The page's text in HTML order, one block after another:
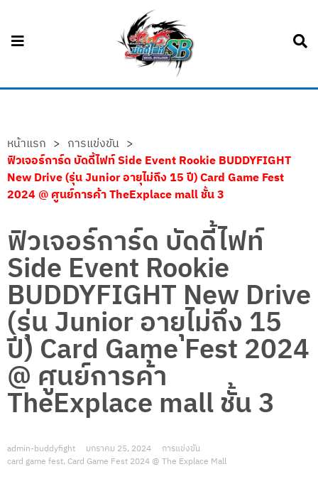
หน้าแรก > การแข่งขัน >
ฟิวเจอร์การ์ด บัดดี้ไฟท์ Side Event Rookie BUDDYFIGHT
New Drive (รุ่น Junior อายุไม่ถึง 15 ปี) Card Game Fest
2024 @ ศูนย์การค้า TheExplace mall ชั้น 3
ฟิวเจอร์การ์ด บัดดี้ไฟท์
Side Event Rookie
BUDDYFIGHT New Drive
(รุ่น Junior อายุไม่ถึง 15
ปี) Card Game Fest 2024
@ ศูนย์การค้า
TheExplace mall ชั้น 3
admin-buddyfight มกราคม 25, 2024
การแข่งขัน
card game fest, Card Game Fest 2024 @ The Explace Mall